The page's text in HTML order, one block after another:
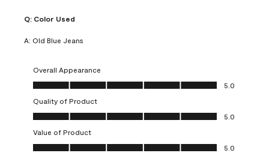
Q: Color Used
A: Old Blue Jeans
Overall Appearance
Overall Appearance, 5.0 out of 5
5.0
Quality of Product
Quality of Product, 5.0 out of 5
5.0
Value of Product
Value of Product, 5.0 out of 5
5.0